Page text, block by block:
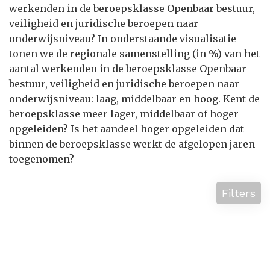
werkenden in de beroepsklasse Openbaar bestuur,
veiligheid en juridische beroepen naar
onderwijsniveau? In onderstaande visualisatie
tonen we de regionale samenstelling (in %) van het
aantal werkenden in de beroepsklasse Openbaar
bestuur, veiligheid en juridische beroepen naar
onderwijsniveau: laag, middelbaar en hoog. Kent de
beroepsklasse meer lager, middelbaar of hoger
opgeleiden? Is het aandeel hoger opgeleiden dat
binnen de beroepsklasse werkt de afgelopen jaren
toegenomen?
Filters